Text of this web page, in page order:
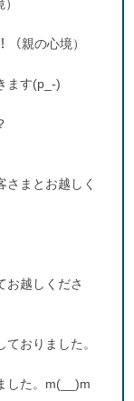
親の心境）
ます(p_-)
まとお越しく
お越しくださ
おりました。
した。m(__)m